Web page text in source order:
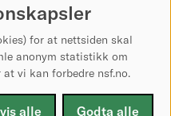
for at nettsiden skal
anonym statistikk om
vi kan forbedre nsf.no.
alle Godta alle